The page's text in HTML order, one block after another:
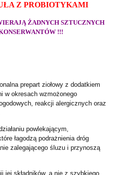
Z PROBIOTYKAMI
ŻADNYCH SZTUCZNYCH
!!!
prepart ziołowy z dodatkiem
w okresach wzmożonego
reakcji alergicznych oraz
powlekającym,
łagodzą podrażnienia dróg
zalegającego śluzu i przynoszą
jej składników, a nie z szybkiego